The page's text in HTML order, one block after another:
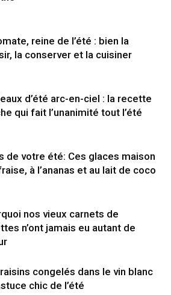
reine de l’été : bien la
la conserver et la cuisiner
d’été arc-en-ciel : la recette
qui fait l’unanimité tout l’été
de votre été: Ces glaces maison
à l’ananas et au lait de coco
nos vieux carnets de
n’ont jamais eu autant de
congelés dans le vin blanc
chic de l’été